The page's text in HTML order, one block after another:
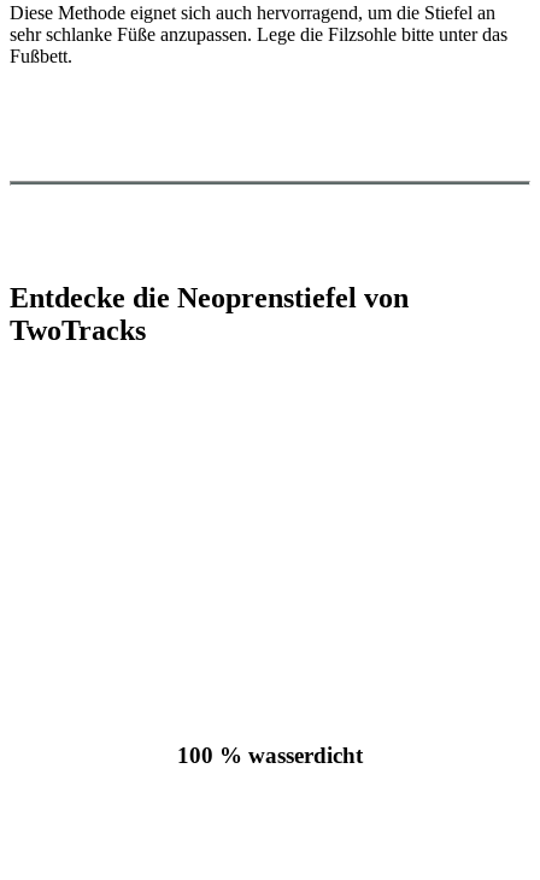
Diese Methode eignet sich auch hervorragend, um die Stiefel an
sehr schlanke Füße anzupassen. Lege die Filzsohle bitte unter das
Fußbett.
Entdecke die Neoprenstiefel von
TwoTracks
100 % wasserdicht